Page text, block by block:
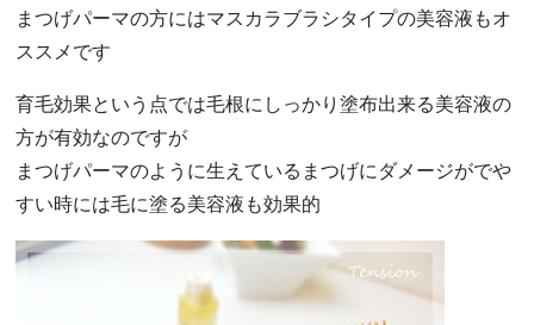
まつげパーマの方にはマスカラブラシタイプの美容液もオ
ススメです
育毛効果という点では毛根にしっかり塗布出来る美容液の
方が有効なのですが
まつげパーマのように生えているまつげにダメージがでや
すい時には毛に塗る美容液も効果的